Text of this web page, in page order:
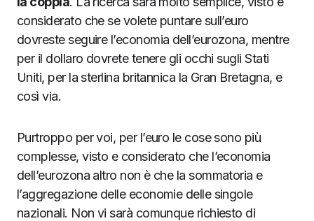
considerato che se volete puntare sull’euro
dovreste seguire l’economia dell’eurozona, mentre
per il dollaro dovrete tenere gli occhi sugli Stati
Uniti, per la sterlina britannica la Gran Bretagna, e
così via.
Purtroppo per voi, per l’euro le cose sono più
complesse, visto e considerato che l’economia
dell’eurozona altro non è che la sommatoria e
l’aggregazione delle economie delle singole
nazionali. Non vi sarà comunque richiesto di